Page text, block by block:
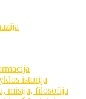
istorija
misija, filosofija